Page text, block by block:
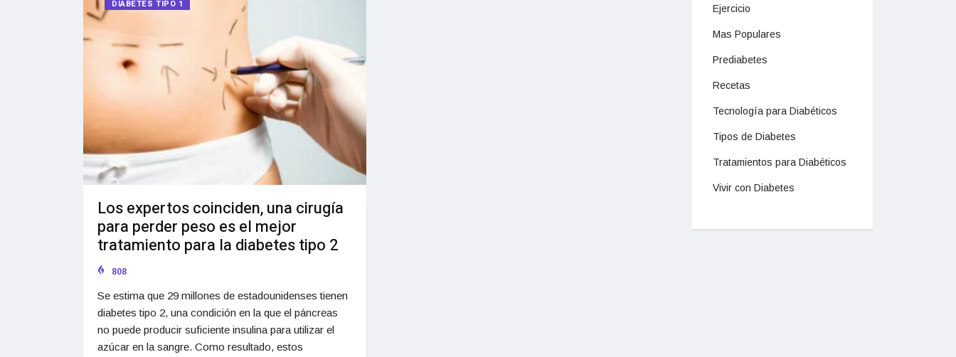
DIABETES TIPO 1
Los expertos coinciden, una cirugía
para perder peso es el mejor
tratamiento para la diabetes tipo 2
808
Se estima que 29 millones de estadounidenses tienen
diabetes tipo 2, una condición en la que el páncreas
no puede producir suficiente insulina para utilizar el
azúcar en la sangre. Como resultado, estos
Ejercicio
Mas Populares
Prediabetes
Recetas
Tecnología para Diabéticos
Tipos de Diabetes
Tratamientos para Diabéticos
Vivir con Diabetes